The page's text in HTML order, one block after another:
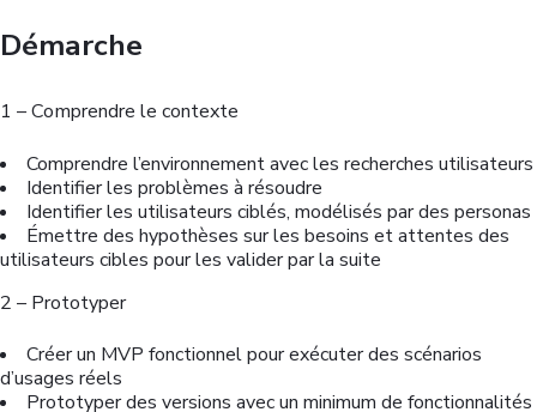
Démarche
1 – Comprendre le contexte
Comprendre l’environnement avec les recherches utilisateurs
Identifier les problèmes à résoudre
Identifier les utilisateurs ciblés, modélisés par des personas
Émettre des hypothèses sur les besoins et attentes des
utilisateurs cibles pour les valider par la suite
2 – Prototyper
Créer un MVP fonctionnel pour exécuter des scénarios
d’usages réels
Prototyper des versions avec un minimum de fonctionnalités